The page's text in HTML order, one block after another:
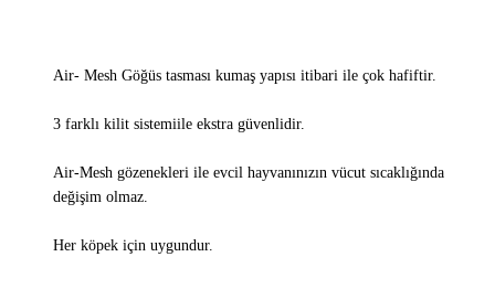
Air- Mesh Göğüs tasması kumaş yapısı itibari ile çok hafiftir.
3 farklı kilit sistemiile ekstra güvenlidir.
Air-Mesh gözenekleri ile evcil hayvanınızın vücut sıcaklığında
değişim olmaz.
Her köpek için uygundur.